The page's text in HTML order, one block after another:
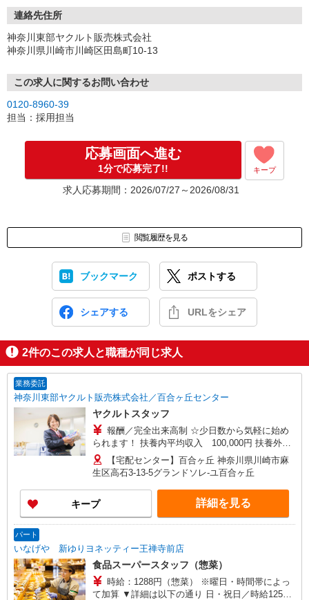
連絡先住所
神奈川東部ヤクルト販売株式会社
神奈川県川崎市川崎区田島町10-13
この求人に関するお問い合わせ
0120-8960-39
担当：採用担当
応募画面へ進む
1分で応募完了!! キープ
求人応募期間：2026/07/27～2026/08/31
閲覧履歴を見る
ブックマーク ポストする
シェアする URLをシェア
2件のこの求人と職種が同じ求人
業務委託
神奈川東部ヤクルト販売株式会社／百合ヶ丘センター
ヤクルトスタッフ
報酬／完全出来高制 ☆少日数から気軽に始め
られます！ 扶養内平均収入 100,000円 扶養外平
均収入 230,000円 ◎扶養の範囲内OK ◎扶養の範
囲を超えた高収入も応相談 働ける時間や環境に合
わせて最大限に考慮します。 収入補償 扶養内：月
10万円（3ヶ月間） 扶養外：月15万円（3ヶ月間）
※延長制度あり ※研修期間：（日給2,500円、13
日間） 収入保障期間：3か月
【宅配センター】百合ヶ丘 神奈川県川崎市麻
生区高石3-13-5グランドソレ-ユ百合ヶ丘
キープ 詳細を見る
パート
いなげや 新ゆりヨネッティー王禅寺前店
食品スーパースタッフ（惣菜）
時給：1288円（惣菜） ※曜日・時間帯によっ
て加算 ▼詳細は以下の通り 日・祝日／時給125円